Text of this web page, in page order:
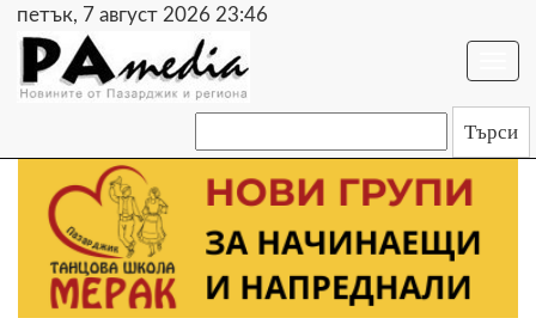
петък, 7 август 2026 23:46